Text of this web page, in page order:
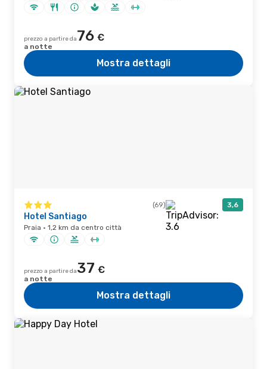
prezzo a partire da76 €
a notte
Mostra dettagli
(69) 3,6
Hotel Santiago
Praia · 1,2 km da centro città
prezzo a partire da37 €
a notte
Mostra dettagli